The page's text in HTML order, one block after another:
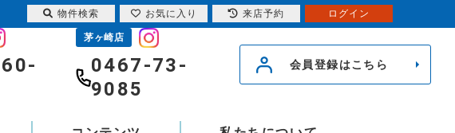
茅ヶ崎店
0467-73-
9085
会員登録はこちら
物件検索 お気に入り 来店予約 ログイン